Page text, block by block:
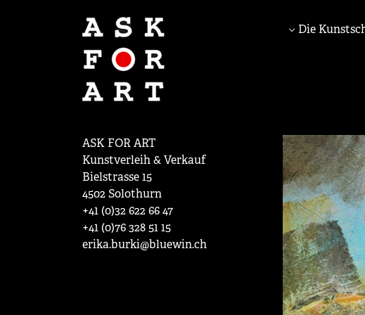
Die
ASK FOR ART
Kunstverleih & Verkauf
Bielstrasse 15
4502 Solothurn
+41 (0)32 622 66 47
+41 (0)76 328 51 15
erika.burki@bluewin.ch